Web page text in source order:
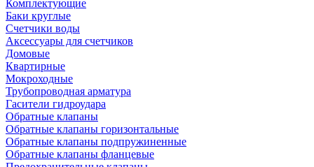
Комплектующие
Баки круглые
Счетчики воды
Аксессуары для счетчиков
Домовые
Квартирные
Мокроходные
Трубопроводная арматура
Гасители гидроудара
Обратные клапаны
Обратные клапаны горизонтальные
Обратные клапаны подпружиненные
Обратные клапаны фланцевые